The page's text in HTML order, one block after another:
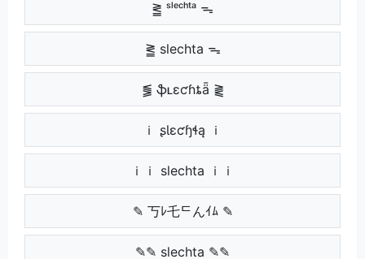
⪒ ˢˡᵉᶜʰᵗᵃ ᯓ
⪒ slechta ᯓ
⪓ ֆʟɛƈɦȶǟ ⪔
ｉ ʂƖɛƈɧɬą ｉ
ｉｉ slechta ｉｉ
✎ 丂ﾚ乇ᄃんｲﾑ ✎
✎✎ slechta ✎✎